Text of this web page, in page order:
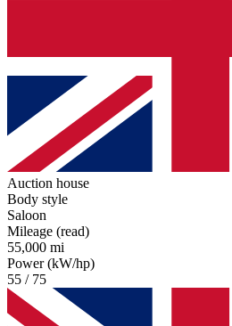
Auction house
Body style
Saloon
Mileage (read)
55,000 mi
Power (kW/hp)
55 / 75